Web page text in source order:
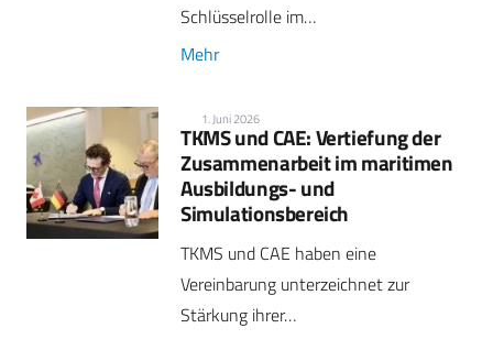
Schlüsselrolle im…
Mehr
1. Juni 2026
TKMS und CAE: Vertiefung der
Zusammenarbeit im maritimen
Ausbildungs- und
Simulationsbereich
TKMS und CAE haben eine
Vereinbarung unterzeichnet zur
Stärkung ihrer…